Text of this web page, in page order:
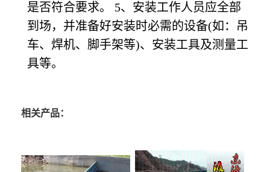
是否符合要求。 5、安装工作人员应全部
到场，并准备好安装时必需的设备(如：吊
车、焊机、脚手架等)、安装工具及测量工
具等。
相关产品：